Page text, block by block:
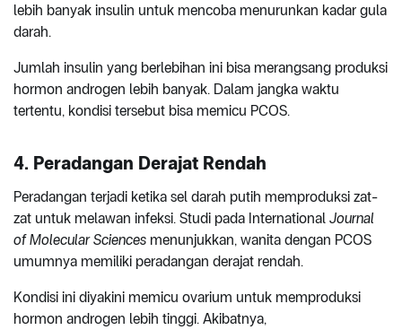
lebih banyak insulin untuk mencoba menurunkan kadar gula
darah.
Jumlah insulin yang berlebihan ini bisa merangsang produksi
hormon androgen lebih banyak. Dalam jangka waktu
tertentu, kondisi tersebut bisa memicu PCOS.
4. Peradangan Derajat Rendah
Peradangan terjadi ketika sel darah putih memproduksi zat-
zat untuk melawan infeksi. Studi pada International Journal
of Molecular Sciences menunjukkan, wanita dengan PCOS
umumnya memiliki peradangan derajat rendah.
Kondisi ini diyakini memicu ovarium untuk memproduksi
hormon androgen lebih tinggi. Akibatnya,